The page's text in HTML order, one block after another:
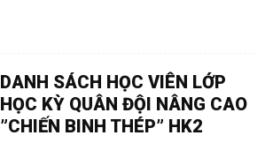
DANH SÁCH HỌC VIÊN LỚP
HỌC KỲ QUÂN ĐỘI NÂNG CAO
”CHIẾN BINH THÉP” HK2